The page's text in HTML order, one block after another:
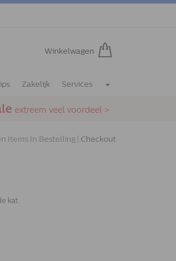
Winkelwagen
Zakelijk Services
extreem veel voordeel >
Items In Bestelling | Checkout
kat.